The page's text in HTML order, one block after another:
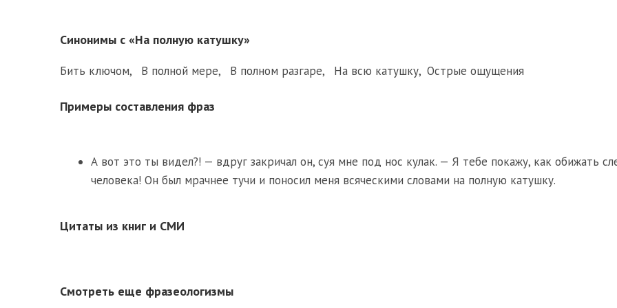
Синонимы с «На полную катушку»
Бить ключом, В полной мере, В полном разгаре, На всю катушку, Острые ощущения
Примеры составления фраз
А вот это ты видел?! — вдруг закричал он, суя мне под нос кулак. — Я тебе покажу, как обижать
человека! Он был мрачнее тучи и поносил меня всяческими словами на полную катушку.
Цитаты из книг и СМИ
Смотреть еще фразеологизмы